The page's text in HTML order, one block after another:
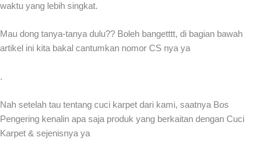
waktu yang lebih singkat.
Mau dong tanya-tanya dulu?? Boleh bangetttt, di bagian bawah
artikel ini kita bakal cantumkan nomor CS nya ya
.
Nah setelah tau tentang cuci karpet dari kami, saatnya Bos
Pengering kenalin apa saja produk yang berkaitan dengan Cuci
Karpet & sejenisnya ya